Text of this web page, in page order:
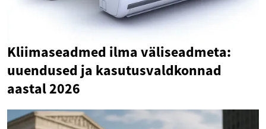
Kliimaseadmed ilma väliseadmeta:
uuendused ja kasutusvaldkonnad
aastal 2026